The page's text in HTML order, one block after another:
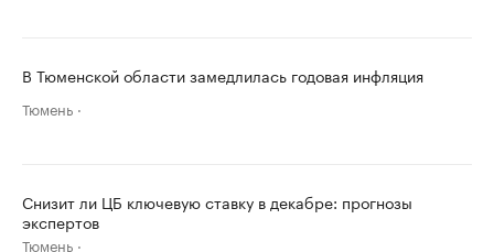
В Тюменской области замедлилась годовая инфляция
Тюмень
Снизит ли ЦБ ключевую ставку в декабре: прогнозы
экспертов
Тюмень